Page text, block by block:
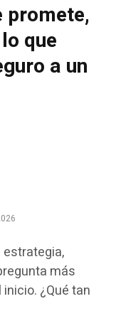
promete,
que
a un
estrategia,
más
¿Qué tan